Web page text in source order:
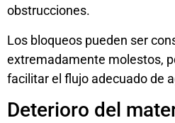
obstrucciones.
Los bloqueos pueden ser
extremadamente molestos,
facilitar el flujo adecuado de
Deterioro del